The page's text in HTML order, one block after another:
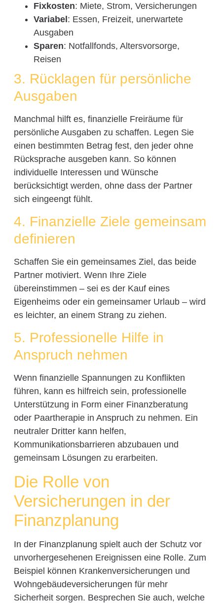
Fixkosten: Miete, Strom, Versicherungen
Variabel: Essen, Freizeit, unerwartete
Ausgaben
Sparen: Notfallfonds, Altersvorsorge,
Reisen
3. Rücklagen für persönliche
Ausgaben
Manchmal hilft es, finanzielle Freiräume für
persönliche Ausgaben zu schaffen. Legen Sie
einen bestimmten Betrag fest, den jeder ohne
Rücksprache ausgeben kann. So können
individuelle Interessen und Wünsche
berücksichtigt werden, ohne dass der Partner
sich eingeengt fühlt.
4. Finanzielle Ziele gemeinsam
definieren
Schaffen Sie ein gemeinsames Ziel, das beide
Partner motiviert. Wenn Ihre Ziele
übereinstimmen – sei es der Kauf eines
Eigenheims oder ein gemeinsamer Urlaub – wird
es leichter, an einem Strang zu ziehen.
5. Professionelle Hilfe in
Anspruch nehmen
Wenn finanzielle Spannungen zu Konflikten
führen, kann es hilfreich sein, professionelle
Unterstützung in Form einer Finanzberatung
oder Paartherapie in Anspruch zu nehmen. Ein
neutraler Dritter kann helfen,
Kommunikationsbarrieren abzubauen und
gemeinsam Lösungen zu erarbeiten.
Die Rolle von
Versicherungen in der
Finanzplanung
In der Finanzplanung spielt auch der Schutz vor
unvorhergesehenen Ereignissen eine Rolle. Zum
Beispiel können Krankenversicherungen und
Wohngebäudeversicherungen für mehr
Sicherheit sorgen. Besprechen Sie auch, welche